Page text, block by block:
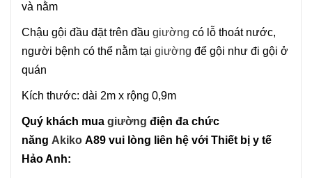
và nằm
Chậu gội đầu đặt trên đầu giường có lỗ thoát nước,
người bệnh có thể nằm tại giường để gội như đi gội ở
quán
Kích thước: dài 2m x rộng 0,9m
Quý khách mua giường điện đa chức
năng Akiko A89 vui lòng liên hệ với Thiết bị y tế
Hảo Anh: